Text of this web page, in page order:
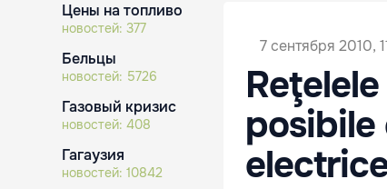
Цены на топливо
новостей: 377
Бельцы
новостей: 5726
Газовый кризис
новостей: 408
Гагаузия
новостей: 10842
7 сентября 2010,
posibile